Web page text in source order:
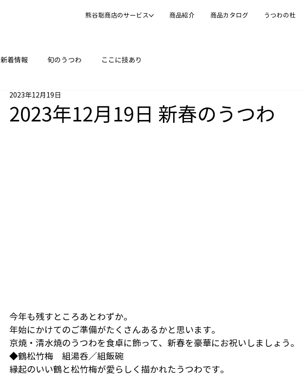
熊谷聡商店のサービス 商品紹介 商品カタログ うつわの杜
新着情報 旬のうつわ ここに技あり
2023年12月19日 新春のうつわ
2023年12月19日
今年も残すところあとわずか。
年始にかけてのご準備がたくさんあるかと思います。
京焼・清水焼のうつわを食卓に飾って、新春を豪華にお祝いしましょう。
◆鶴松竹梅　組湯呑／組飯碗
縁起のいい鶴と松竹梅が愛らしく描かれたうつわです。